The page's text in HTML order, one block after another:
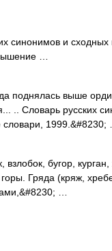
синонимов и сходных
…
поднялась выше
.. Словарь русских
1999.&#8230;
бугор,
Гряда (кряж,
…